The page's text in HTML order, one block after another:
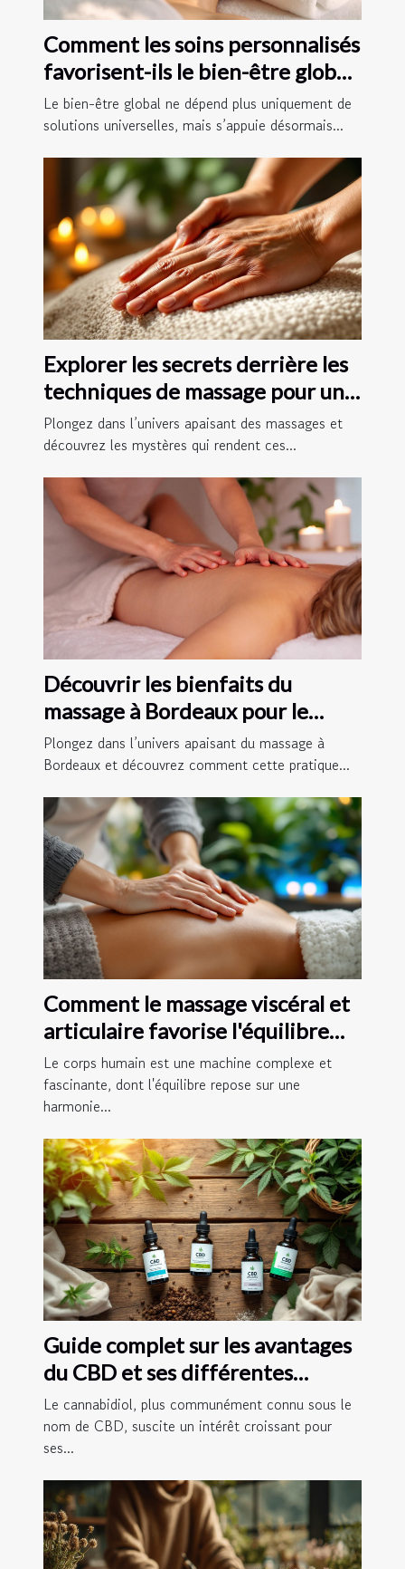
Comment les soins personnalisés
favorisent-ils le bien-être global
?Le bien-être global ne dépend plus uniquement de
solutions universelles, mais s’appuie désormais...
Explorer les secrets derrière les
techniques de massage pour une
relaxation profonde
Plongez dans l’univers apaisant des massages et
découvrez les mystères qui rendent ces...
Découvrir les bienfaits du
massage à Bordeaux pour le
bien-être quotidien
Plongez dans l’univers apaisant du massage à
Bordeaux et découvrez comment cette pratique...
Comment le massage viscéral et
articulaire favorise l'équilibre
corporel
Le corps humain est une machine complexe et
fascinante, dont l'équilibre repose sur une
harmonie...
Guide complet sur les avantages
du CBD et ses différentes
formes
Le cannabidiol, plus communément connu sous le
nom de CBD, suscite un intérêt croissant pour
ses...